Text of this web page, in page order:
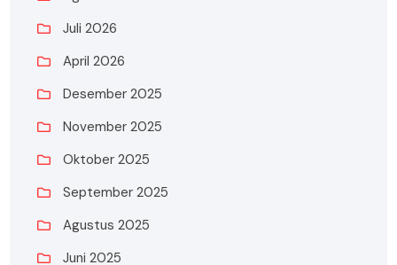
Juli 2026
April 2026
Desember 2025
November 2025
Oktober 2025
September 2025
Agustus 2025
Juni 2025